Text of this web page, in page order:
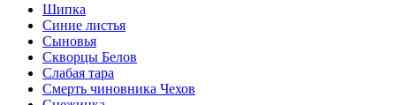
Шипка
Синие листья
Сыновья
Скворцы Белов
Слабая тара
Смерть чиновника Чехов